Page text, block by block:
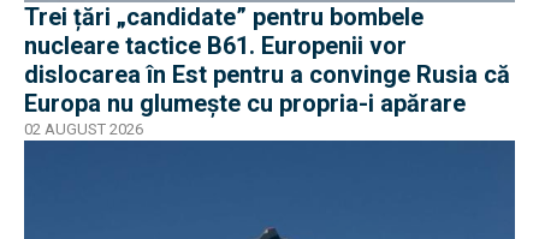
Trei țări „candidate” pentru bombele
nucleare tactice B61. Europenii vor
dislocarea în Est pentru a convinge Rusia că
Europa nu glumește cu propria-i apărare
02 AUGUST 2026